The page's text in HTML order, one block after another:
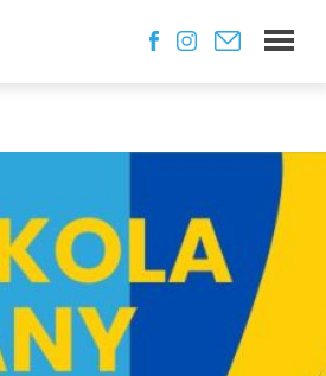
Gyakran ismételt
kérdések